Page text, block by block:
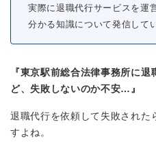
実際に退職代行サービスを運
分かる知識について発信して
『東京駅前総合法律事務所に
ど、失敗しないのか不安…』
退職代行を依頼して失敗された
すよね。